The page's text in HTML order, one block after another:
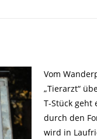
Vom
„Tierarzt“
T-Stück geht
durch den
wird in